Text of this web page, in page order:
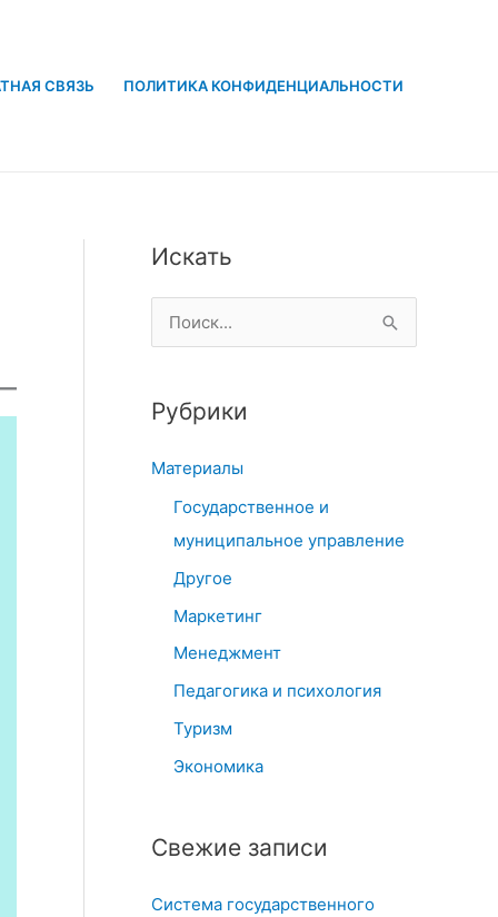
СВЯЗЬ ПОЛИТИКА КОНФИДЕНЦИАЛЬНОСТИ
Искать
о
с
:
Рубрики
Материалы
Государственное и
муниципальное управление
Другое
Маркетинг
Менеджмент
Педагогика и психология
Туризм
Экономика
Свежие записи
Система государственного